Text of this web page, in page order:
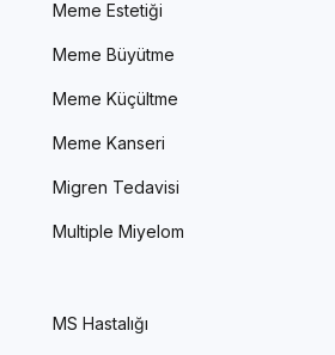
Meme Estetiği
Meme Büyütme
Meme Küçültme
Meme Kanseri
Migren Tedavisi
Multiple Miyelom
MS Hastalığı